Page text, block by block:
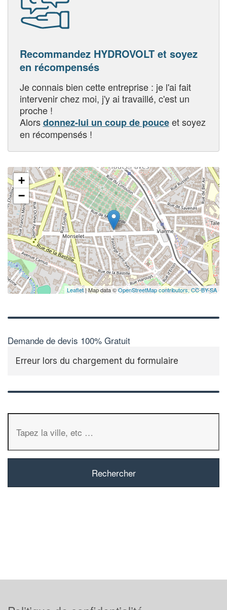
Recommandez HYDROVOLT et soyez
en récompensés
Je connais bien cette entreprise : je l'ai fait
intervenir chez moi, j'y ai travaillé, c'est un
proche !
Alorsdonnez-lui un coup de pouceet soyez
en récompensés !
+
−
Leaflet| Map data ©OpenStreetMap contributors,CC-BY-SA
Demande de devis 100% Gratuit
Erreur lors du chargement du formulaire